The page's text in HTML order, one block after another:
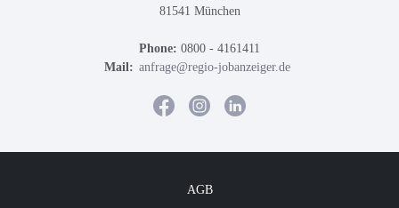
81541 München
Phone: 0800 - 4161411
Mail: anfrage@regio-jobanzeiger.de
AGB